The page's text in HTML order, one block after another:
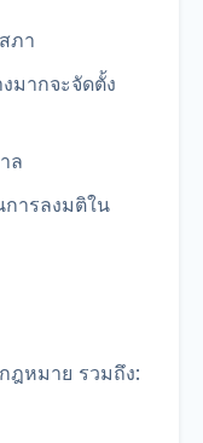
ภา
มากจะจัดตั้ง
ล
ารลงมติใน
ฎหมาย รวมถึง: